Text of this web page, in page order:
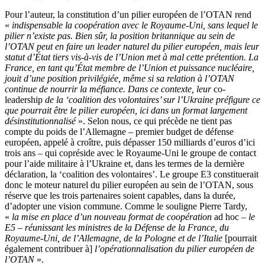
Pour l’auteur, la constitution d’un pilier européen de l’OTAN rend
« indispensable la coopération avec le Royaume-Uni, sans lequel le
pilier n’existe pas. Bien sûr, la position britannique au sein de
l’OTAN peut en faire un leader naturel du pilier européen, mais leur
statut d’État tiers vis-à-vis de l’Union met à mal cette prétention. La
France, en tant qu’État membre de l’Union et puissance nucléaire,
jouit d’une position privilégiée, même si sa relation à l’OTAN
continue de nourrir la méfiance. Dans ce contexte, leurco-
leadership de la ‘coalition des volontaires’ sur l’Ukraine préfigure ce
que pourrait être le pilier européen, ici dans un format largement
désinstitutionnalisé». Selon nous, ce qui précède ne tient pas
compte du poids de l’Allemagne – premier budget de défense
européen, appelé à croître, puis dépasser 150 milliards d’euros d’ici
trois ans – qui copréside avec le Royaume-Uni le groupe de contact
pour l’aide militaire à l’Ukraine et, dans les termes de la dernière
déclaration, la ‘coalition des volontaires’. Le groupe E3 constituerait
donc le moteur naturel du pilier européen au sein de l’OTAN, sous
réserve que les trois partenaires soient capables, dans la durée,
d’adopter une vision commune. Comme le souligne Pierre Tardy,
« la mise en place d’un nouveau format de coopération ad hoc – le
E5 – réunissant les ministres de la Défense de la France, du
Royaume-Uni, de l’Allemagne, de la Pologne et de l’Italie [pourrait
également contribuer à] l’opérationnalisation du pilier européen de
l’OTAN».